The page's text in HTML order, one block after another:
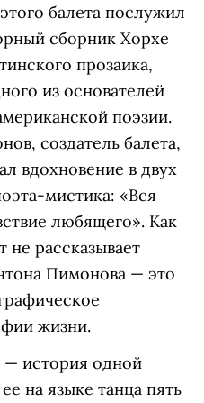
балета послужил
сборник Хорхе
прозаика,
из основателей
поэзии.
создатель балета,
вдохновение в двух
мистика: «Вся
любящего». Как
не рассказывает
Пимонова — это
жизни.
— история одной
на языке танца пять